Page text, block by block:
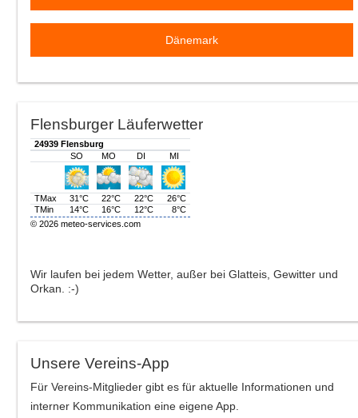
Dänemark
Flensburger Läuferwetter
Wir laufen bei jedem Wetter, außer bei Glatteis, Gewitter und
Orkan. :-)
Unsere Vereins-App
Für Vereins-Mitglieder gibt es für aktuelle Informationen und
interner Kommunikation eine eigene App.